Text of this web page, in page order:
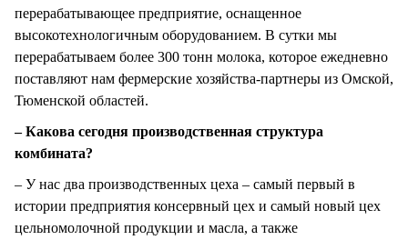
перерабатывающее предприятие, оснащенное
высокотехнологичным оборудованием. В сутки мы
перерабатываем более 300 тонн молока, которое ежедневно
поставляют нам фермерские хозяйства-партнеры из Омской,
Тюменской областей.
– Какова сегодня производственная структура
комбината?
– У нас два производственных цеха – самый первый в
истории предприятия консервный цех и самый новый цех
цельномолочной продукции и масла, а также